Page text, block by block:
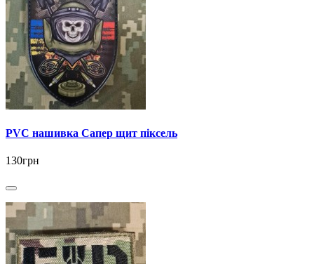
PVC нашивка Сапер щит піксель
130грн